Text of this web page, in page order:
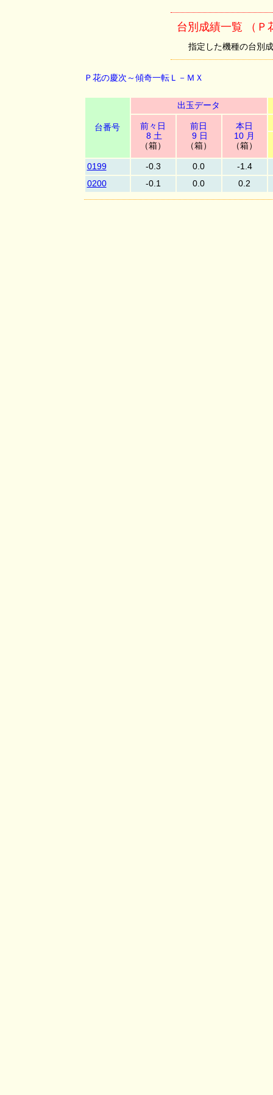
台別成績一覧 （Ｐ
指定した機種の台別
Ｐ花の慶次～傾奇一転Ｌ－ＭＸ
台番号
出玉データ
前々日
8 土
（箱）
前日
9 日
（箱）
本日
10 月
（箱）
0199 -0.3 0.0
-1.4
0200
-0.1 0.0 0.2